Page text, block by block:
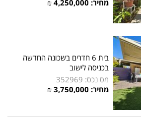
מחיר: 4,250,000 ₪
בית 6 חדרים בשכונה החדשה
בכניסה לישוב
מס נכס: 352969
מחיר: 3,750,000 ₪